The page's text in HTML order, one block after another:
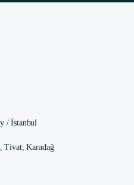
/ İstanbul
Tivat, Karadağ